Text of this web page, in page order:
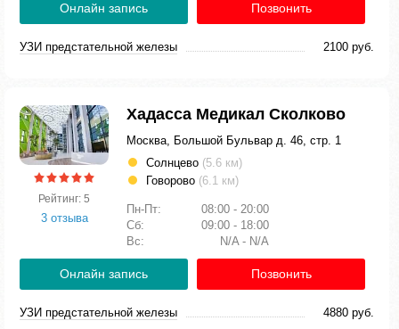
Онлайн запись Позвонить
УЗИ предстательной железы 2100 руб.
Рейтинг: 5
3 отзыва
Хадасса Медикал Сколково
Москва, Большой Бульвар д. 46, стр. 1
Солнцево (5.6 км)
Говорово (6.1 км)
Пн-Пт:
08:00 - 20:00
Сб:
09:00 - 18:00
Вс:
N/A - N/A
Онлайн запись Позвонить
УЗИ предстательной железы 4880 руб.